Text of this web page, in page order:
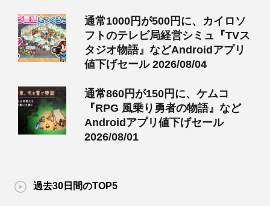
通常1000円が500円に、カイロソ
フトのテレビ局経営シミュ『TVス
タジオ物語』などAndroidアプリ
値下げセール 2026/08/04
通常860円が150円に、ケムコ
『RPG 風乗り勇者の物語』など
Androidアプリ値下げセール
2026/08/01
過去30日間のTOP5